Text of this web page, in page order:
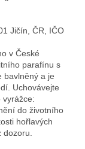
Jičín, ČR, IČO
v České
parafínu s
bavlněný a je
Uchovávejte
vyrážce:
do životního
hořlavých